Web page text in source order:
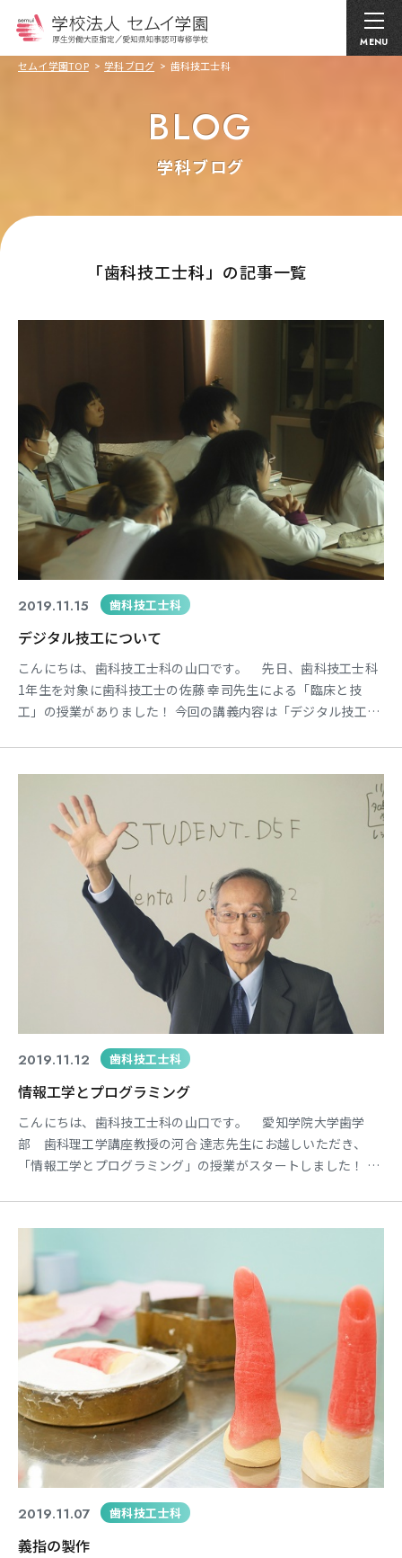
MENU
セムイ学園TOP 学科ブログ 歯科技工士科
BLOG
学科ブログ
｢歯科技工士科」の記事一覧
2019.11.15 歯科技工士科
デジタル技工について
こんにちは、歯科技工士科の山口です。 先日、歯科技工士科
1年生を対象に歯科技工士の佐藤 幸司先生による「臨床と技
工」の授業がありました！ 今回の講義内容は「デジタル技工」
や、デジタルで行える技工などについて
2019.11.12 歯科技工士科
情報工学とプログラミング
こんにちは、歯科技工士科の山口です。 愛知学院大学歯学
部 歯科理工学講座教授の河合 達志先生にお越しいただき、
「情報工学とプログラミング」の授業がスタートしました！ 河
ーター上でCAD/CAM（設計・デザイン/削り出し）を使用
2019.11.07 歯科技工士科
義指の製作